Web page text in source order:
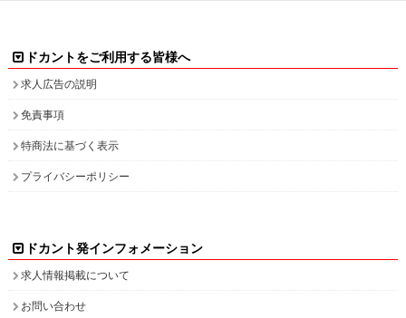
ドカントをご利用する皆様へ
求人広告の説明
免責事項
特商法に基づく表示
プライバシーポリシー
ドカント発インフォメーション
求人情報掲載について
お問い合わせ